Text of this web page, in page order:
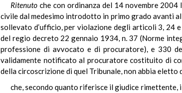
Ritenuto che con ordinanza del 14 novembre
civile dal medesimo introdotto in primo grado avanti
sollevato d’ufficio, per violazione degli articoli 3, 24
del regio decreto 22 gennaio 1934, n. 37 (Norme
professione di avvocato e di procuratore), e 330
validamente notificato al procuratore costituito di
della circoscrizione di quel Tribunale, non abbia eletto
che, secondo quanto riferisce il giudice